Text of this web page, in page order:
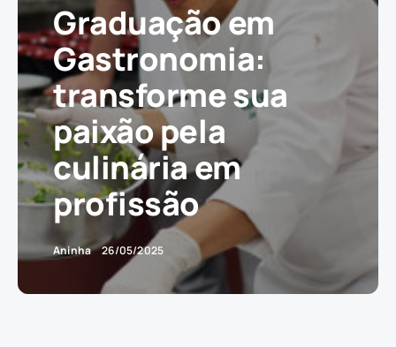
Graduação em
Gastronomia:
transforme sua
paixão pela
culinária em
profissão
Aninha 26/05/2025